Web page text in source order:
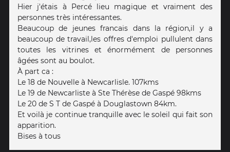
Hier j'étais à Percé lieu magique et vraiment des
personnes très intéressantes.
Beaucoup de jeunes francais dans la région,il y a
beaucoup de travail,les offres d'emploi pullulent dans
toutes les vitrines et énormément de personnes
âgées sont au boulot.
À part ca :
Le 18 de Nouvelle à Newcarlisle. 107kms
Le 19 de Newcarliste à Ste Thérèse de Gaspé 98kms
Le 20 de S T de Gaspé à Douglastown 84km.
Et voilà je continue tranquille avec le soleil qui fait son
apparition.
Bises à tous